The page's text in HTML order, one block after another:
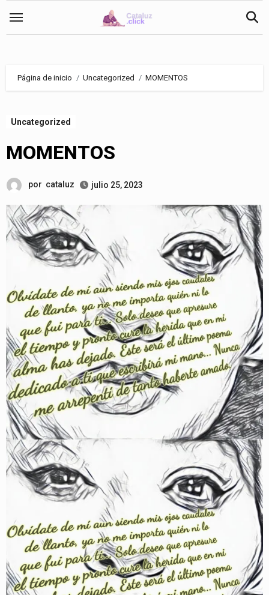
Página de inicio Uncategorized MOMENTOS
Uncategorized
MOMENTOS
por cataluz julio 25, 2023